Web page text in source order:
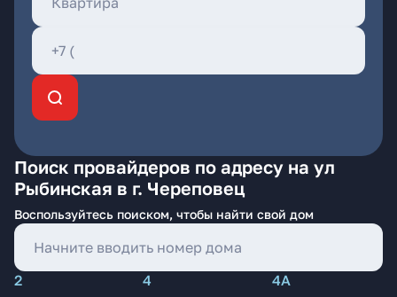
Поиск провайдеров по адресу на ул
Рыбинская в г. Череповец
Воспользуйтесь поиском, чтобы найти свой дом
2 4
4А